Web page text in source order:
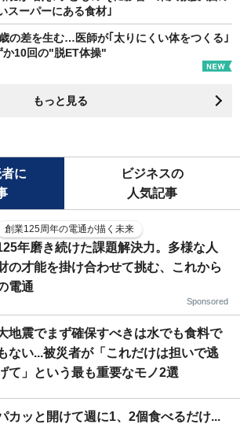
スーパーにある食材｣
の差を生む…医師が｢太りにくい体をつくる｣
か10回の"脱ET体操"
もっと見る
に
ビジネスの
人気記事
創業125周年の電通が描く未来
年磨き続けた課題解決力。多様な人
の才能を掛け合わせて挑む、これから
電通
Sponsored
地震でまず確保すべきは水でも食料で
ない...被災者が「これだけは担いで逃
て」という最も重要なモノ2選
カッと開けて週に1、2個食べるだけ...